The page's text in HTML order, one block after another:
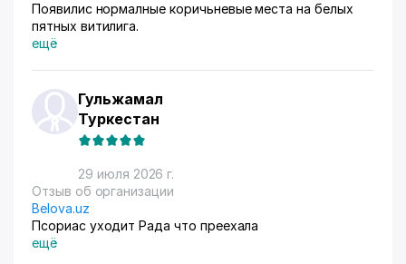
Появилис нормалные коричьневые места на белых
пятных витилига.
ещё
Гульжамал
Туркестан
29 июля 2026 г.
Отзыв об организации
Belova.uz
Псориас уходит Рада что преехала
ещё